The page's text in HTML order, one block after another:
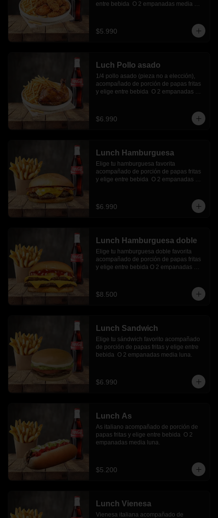
entre bebida  O 2 empanadas media
$5.990
Luch Pollo asado
1/4 pollo asado (pieza no a elección),
acompañado de porción de papas fritas
y elige entre bebida  O 2 empanadas
$6.990
Lunch Hamburguesa
Elige tu hamburguesa favorita
acompañado de porción de papas fritas
y elige entre bebida  O 2 empanadas
$6.990
Lunch Hamburguesa doble
Elige tu hamburguesa doble favorita
acompañado de porción de papas fritas
y elige entre bebida O 2 empanadas
$8.500
Lunch Sandwich
Elige tu sándwich favorito acompañado
de porción de papas fritas y elige entre
bebida  O 2 empanadas media luna.
$6.990
Lunch As
As italiano acompañado de porción de
papas fritas y elige entre bebida  O 2
empanadas media luna.
$5.200
Lunch Vienesa
Vienesa italiana acompañado de